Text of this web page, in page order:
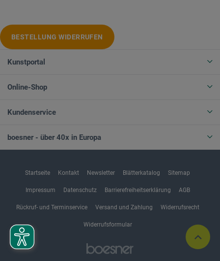
BESTELLUNG WIDERRUFEN
Kunstportal
Online-Shop
Kundenservice
boesner - über 40x in Europa
Startseite Kontakt Newsletter Blätterkatalog Sitemap
Impressum Datenschutz Barrierefreiheitserklärung AGB
Rückruf- und Terminservice Versand und Zahlung Widerrufsrecht
Widerrufsformular